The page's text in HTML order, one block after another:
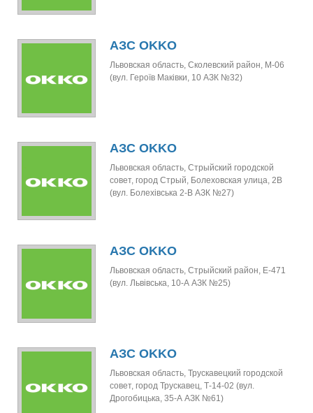
АЗС OKKO
Львовская область, Сколевский район, М-06
(вул. Героїв Маківки, 10 АЗК №32)
АЗС OKKO
Львовская область, Стрыйский городской
совет, город Стрый, Болеховская улица, 2В
(вул. Болехівська 2-В АЗК №27)
АЗС OKKO
Львовская область, Стрыйский район, Е-471
(вул. Львівська, 10-А АЗК №25)
АЗС OKKO
Львовская область, Трускавецкий городской
совет, город Трускавец, Т-14-02 (вул.
Дрогобицька, 35-А АЗК №61)